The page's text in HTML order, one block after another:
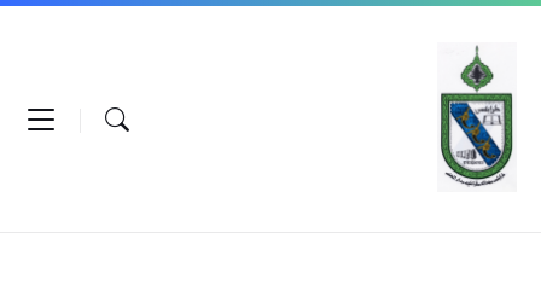
Skip
content
Skip
navigation
Skip